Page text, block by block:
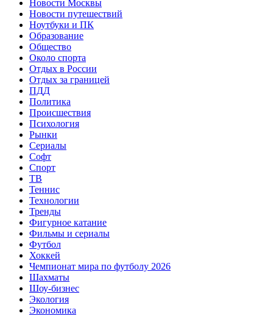
Новости Москвы
Новости путешествий
Ноутбуки и ПК
Образование
Общество
Около спорта
Отдых в России
Отдых за границей
ПДД
Политика
Происшествия
Психология
Рынки
Сериалы
Софт
Спорт
ТВ
Теннис
Технологии
Тренды
Фигурное катание
Фильмы и сериалы
Футбол
Хоккей
Чемпионат мира по футболу 2026
Шахматы
Шоу-бизнес
Экология
Экономика